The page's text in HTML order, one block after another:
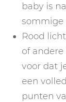
baby is
sommige
Rood
of
voor dat
een
punten